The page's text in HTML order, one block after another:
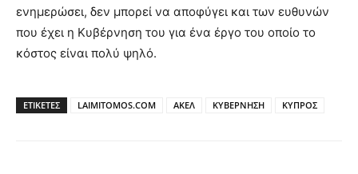
ενημερώσει, δεν μπορεί να αποφύγει και των ευθυνών
που έχει η Κυβέρνηση του για ένα έργο του οποίο το
κόστος είναι πολύ ψηλό.
ΕΤΙΚΕΤΕΣ LAIMITOMOS.COM ΑΚΕΛ ΚΥΒΕΡΝΗΣΗ ΚΥΠΡΟΣ